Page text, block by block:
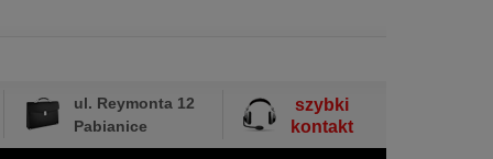
ul. Reymonta 12
Pabianice
szybki
kontakt